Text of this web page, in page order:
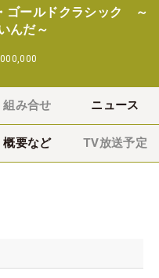
ゴールドクラシック ～
んだ～
組み合せ ニュース
概要など TV放送予定